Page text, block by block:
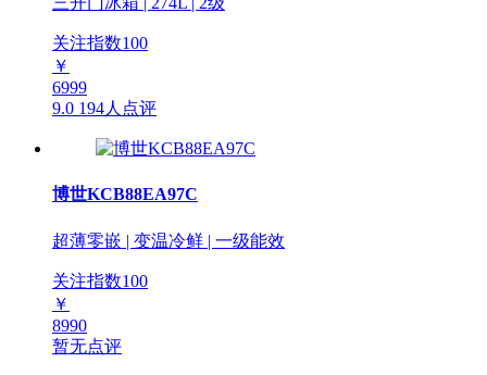
关注指数100
￥
6999
9.0 194人点评
博世KCB88EA97C
超薄零嵌 | 变温冷鲜 | 一级能效
关注指数100
￥
8990
暂无点评